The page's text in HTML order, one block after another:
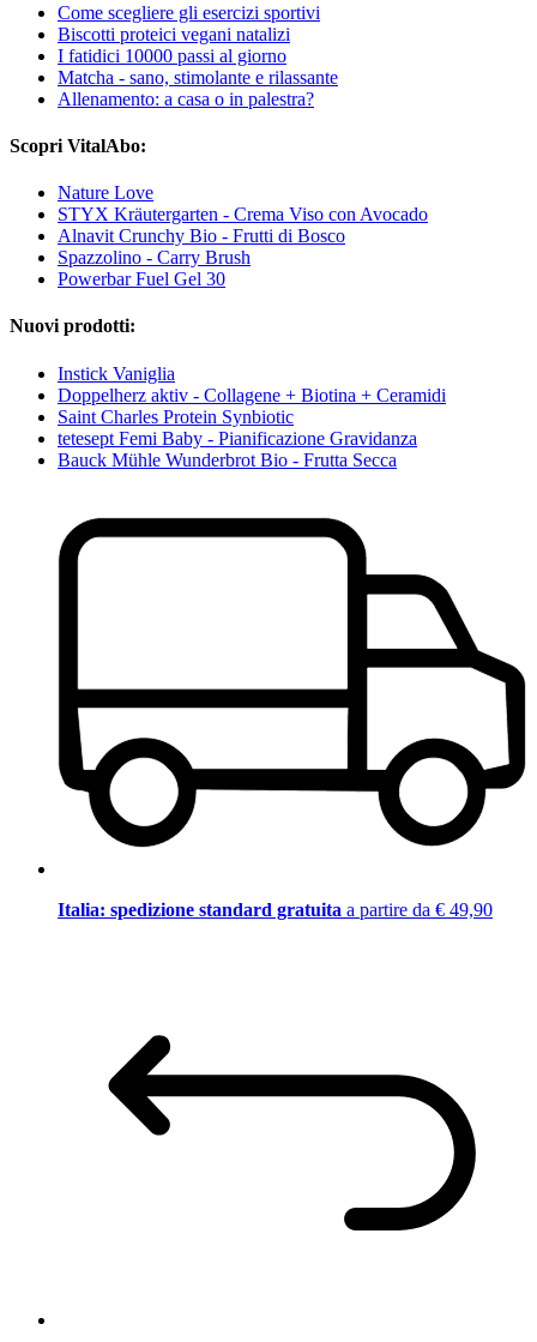
Come scegliere gli esercizi sportivi
Biscotti proteici vegani natalizi
I fatidici 10000 passi al giorno
Matcha - sano, stimolante e rilassante
Allenamento: a casa o in palestra?
Scopri VitalAbo:
Nature Love
STYX Kräutergarten - Crema Viso con Avocado
Alnavit Crunchy Bio - Frutti di Bosco
Spazzolino - Carry Brush
Powerbar Fuel Gel 30
Nuovi prodotti:
Instick Vaniglia
Doppelherz aktiv - Collagene + Biotina + Ceramidi
Saint Charles Protein Synbiotic
tetesept Femi Baby - Pianificazione Gravidanza
Bauck Mühle Wunderbrot Bio - Frutta Secca
Italia: spedizione standard gratuita a partire da € 49,90